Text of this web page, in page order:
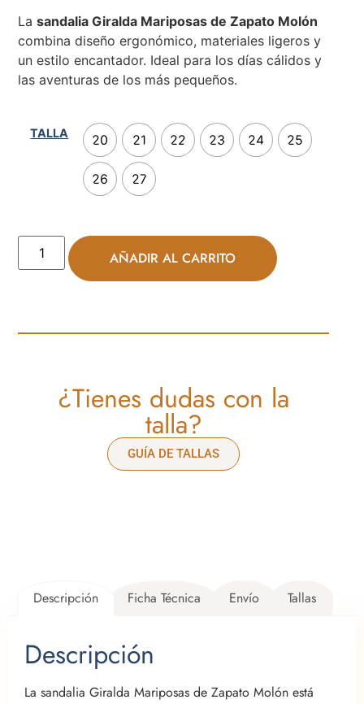
Lasandalia Giralda Mariposas de Zapato Molón
combina diseño ergonómico, materiales ligeros y
un estilo encantador. Ideal para los días cálidos y
las aventuras de los más pequeños.
TALLA 20 21 22 23 24 25
26 27
AÑADIR AL CARRITO
¿Tienes dudas con la
talla?
GUÍA DE TALLAS
Descripción Ficha Técnica Envío Tallas
Descripción
La sandalia Giralda Mariposas de Zapato Molón está